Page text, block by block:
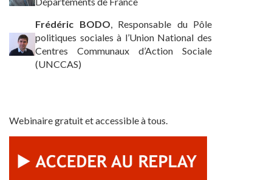
Frédéric BODO , Responsable du Pôle
politiques sociales à l’Union National des
Centres Communaux d’Action Sociale
(UNCCAS)
Webinaire gratuit et accessible à tous.